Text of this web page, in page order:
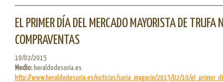
EL PRIMER DÍA DEL MERCADO MAYORISTA DE TRUFA
COMPRAVENTAS
10/02/2015
Medio:heraldodesoria.es
http://www.heraldodesoria.es/noticias/soria_magacin/2015/02/10/